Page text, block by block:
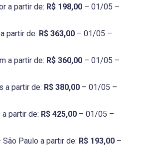
a partir de: R$ 198,00 – 01/05 –
partir de: R$ 363,00 – 01/05 –
a partir de: R$ 360,00 – 01/05 –
a partir de: R$ 380,00 – 01/05 –
partir de: R$ 425,00 – 01/05 –
Paulo a partir de: R$ 193,00 –